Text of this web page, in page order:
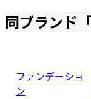
同ブランド
ファンデーショ
ン